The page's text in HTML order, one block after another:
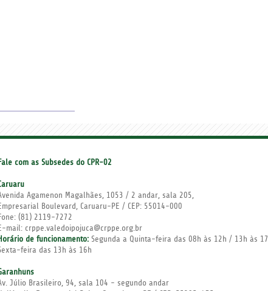
Fale com as Subsedes do CPR-02
Agamenon Magalhães, 1053 / 2 andar, sala 205,
Boulevard, Caruaru-PE / CEP: 55014-000
(81) 2119-7272
mail: crppe.valedoipojuca@crppe.org.br
Horário de funcionamento: Segunda a Quinta-feira das 08h às 12h / 13h às 17
feira das 13h às 16h
Júlio Brasileiro, 94, sala 104 - segundo andar